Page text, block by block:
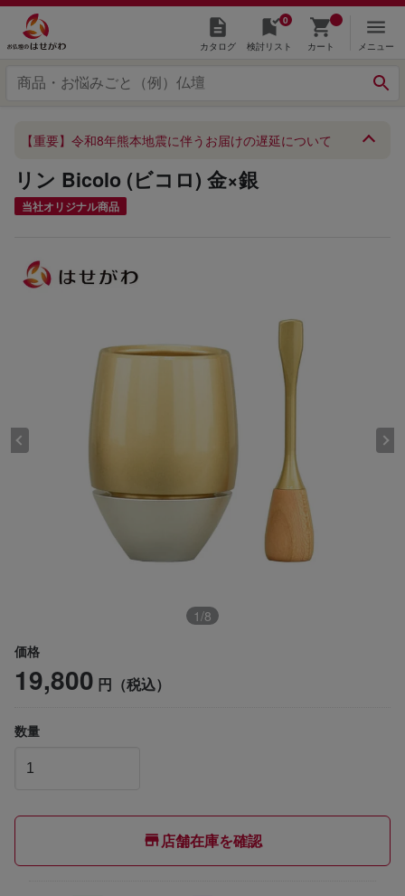
カタログ
0
検討リスト カート メニュー
【重要】令和8年熊本地震に伴うお届けの遅延について
リン Bicolo (ビコロ) 金×銀
当社オリジナル商品
1/8
価格
19,800 円（税込）
数量
店舗在庫を確認